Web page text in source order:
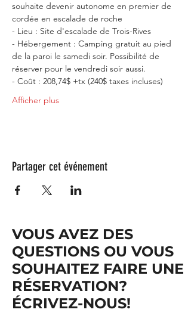
souhaite devenir autonome en premier de
cordée en escalade de roche
- Lieu : Site d'escalade de Trois-Rives
- Hébergement : Camping gratuit au pied
de la paroi le samedi soir. Possibilité de
réserver pour le vendredi soir aussi.
- Coût : 208,74$ +tx (240$ taxes incluses)
Afficher plus
Partager cet événement
VOUS AVEZ DES
QUESTIONS OU VOUS
SOUHAITEZ FAIRE UNE
RÉSERVATION?
ÉCRIVEZ-NOUS!